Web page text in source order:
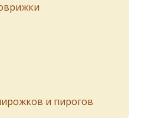
и пирогов